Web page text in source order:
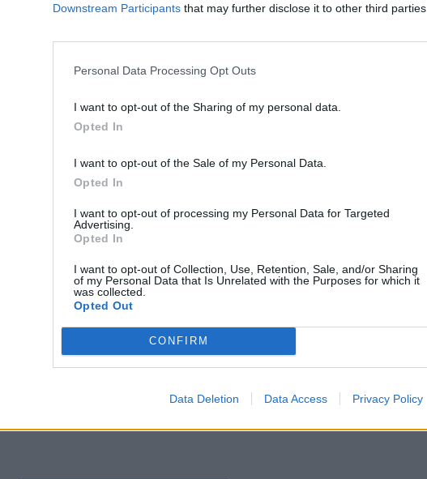
Downstream Participants that may further disclose it to other third parties.
Personal Data Processing Opt Outs
I want to opt-out of the Sharing of my personal data.
Opted In
I want to opt-out of the Sale of my Personal Data.
Opted In
I want to opt-out of processing my Personal Data for Targeted
Advertising.
Opted In
I want to opt-out of Collection, Use, Retention, Sale, and/or Sharing
of my Personal Data that Is Unrelated with the Purposes for which it
was collected.
Opted Out
CONFIRM
Data Deletion Data Access Privacy Policy
Ανδρέα Φλουράκη “ανεβαίνει” στη σκηνή από τις 29